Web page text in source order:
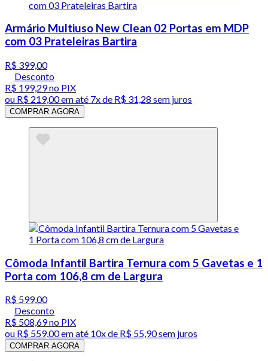
Armário Multiuso New Clean 02 Portas em MDP
com 03 Prateleiras Bartira
R$ 399,00
Desconto
R$ 199,29no PIX
ou R$ 219,00em até 7x de R$ 31,28 sem juros
COMPRAR AGORA
Cômoda Infantil Bartira Ternura com 5 Gavetas e 1
Porta com 106,8 cm de Largura
R$ 599,00
Desconto
R$ 508,69no PIX
ou R$ 559,00em até 10x de R$ 55,90 sem juros
COMPRAR AGORA